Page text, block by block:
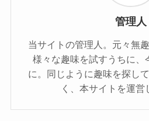
管理人
当サイトの管理人。元々無
様々な趣味を試すうちに、
に。同じように趣味を探し
く、本サイトを運営